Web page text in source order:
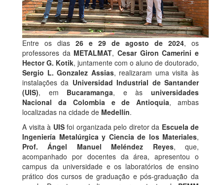
Entre os dias 26 e 29 de agosto de 2024, os
professores da METALMAT,Cesar Giron Camerini e
Hector G. Kotik, juntamente com o aluno de doutorado,
Sergio L. Gonzalez Assias, realizaram uma visita às
instalações da Universidad Industrial de Santander
(UIS), em Bucaramanga, e àsuniversidades
Nacional da Colombia e de Antioquia, ambas
localizadas na cidade de Medellín.
A visita à UISfoi organizada pelo diretor da Escuela de
Ingeniería Metalúrgica y Ciencia de los Materiales,
Prof. Ángel Manuel Meléndez Reyes, que,
acompanhado por docentes da área, apresentou o
campus da universidade e os laboratórios de ensino
prático dos cursos de graduação e pós-graduação da